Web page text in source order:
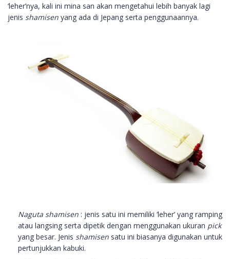
‘leher’nya, kali ini mina san akan mengetahui lebih banyak lagi
jenis shamisen yang ada di Jepang serta penggunaannya.
Naguta shamisen : jenis satu ini memiliki ‘leher’ yang ramping
atau langsing serta dipetik dengan menggunakan ukuran pick
yang besar. Jenis shamisen satu ini biasanya digunakan untuk
pertunjukkan kabuki.